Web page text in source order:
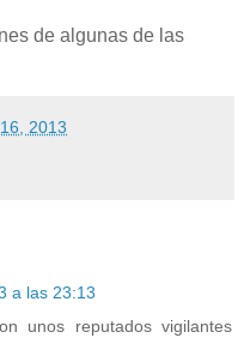
de algunas de las
2013
a las 23:13
unos reputados vigilantes